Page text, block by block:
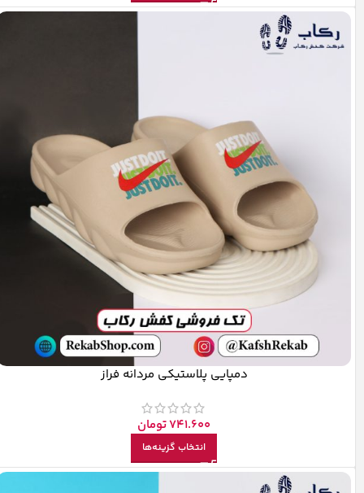
دمپایی پلاستیکی مردانه فراز
741.600تومان
انتخاب گزینه‌ها